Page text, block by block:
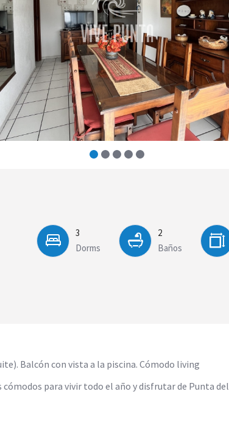
3
Dorms
2
Baños
Balcón con vista a la piscina. Cómodo living
para vivir todo el año y disfrutar de Punta del